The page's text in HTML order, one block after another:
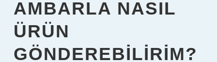
AMBARLA NASIL
ÜRÜN
GÖNDEREBILIRIM?